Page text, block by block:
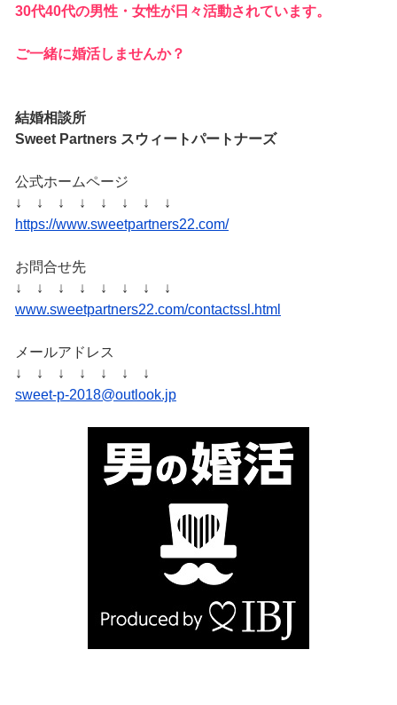
30代40代の男性・女性が日々活動されています。
ご一緒に婚活しませんか？
結婚相談所
Sweet Partners スウィートパートナーズ
公式ホームページ
↓ ↓ ↓ ↓ ↓ ↓ ↓ ↓
https://www.sweetpartners22.com/
お問合せ先
↓ ↓ ↓ ↓ ↓ ↓ ↓ ↓
www.sweetpartners22.com/contactssl.html
メールアドレス
↓ ↓ ↓ ↓ ↓ ↓ ↓
sweet-p-2018@outlook.jp